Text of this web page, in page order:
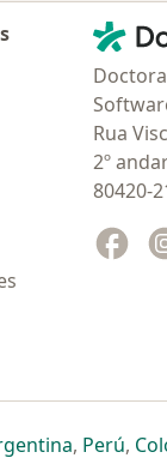
Rua
2º
80420-
separador
num novoabre num
, Perú,